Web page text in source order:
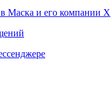
Маска и его компании X